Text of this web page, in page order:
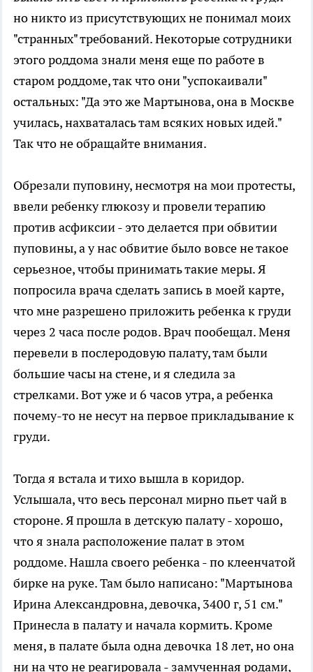
но никто из присутствующих не понимал моих
"странных" требований. Некоторые сотрудники
этого роддома знали меня еще по работе в
старом роддоме, так что они "успокаивали"
остальных: "Да это же Мартынова, она в Москве
училась, нахваталась там всяких новых идей."
Так что не обращайте внимания.
Обрезали пуповину, несмотря на мои протесты,
ввели ребенку глюкозу и провели терапию
против асфиксии - это делается при обвитии
пуповины, а у нас обвитие было вовсе не такое
серьезное, чтобы принимать такие меры. Я
попросила врача сделать запись в моей карте,
что мне разрешено приложить ребенка к груди
через 2 часа после родов. Врач пообещал. Меня
перевели в послеродовую палату, там были
большие часы на стене, и я следила за
стрелками. Вот уже и 6 часов утра, а ребенка
почему-то не несут на первое прикладывание к
груди.
Тогда я встала и тихо вышла в коридор.
Услышала, что весь персонал мирно пьет чай в
стороне. Я прошла в детскую палату - хорошо,
что я знала расположение палат в этом
роддоме. Нашла своего ребенка - по клеенчатой
бирке на руке. Там было написано: "Мартынова
Ирина Александровна, девочка, 3400 г, 51 см."
Принесла в палату и начала кормить. Кроме
меня, в палате была одна девочка 18 лет, но она
ни на что не реагировала - замученная родами,